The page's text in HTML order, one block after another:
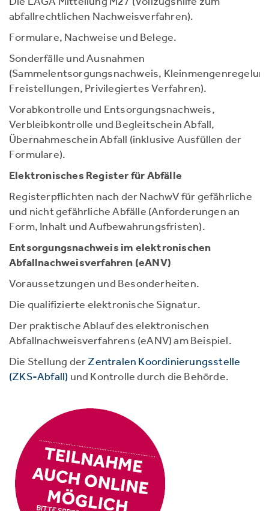
abfallrechtlichen Nachweisverfahren).
Formulare, Nachweise und Belege.
Sonderfälle und Ausnahmen
(Sammelentsorgungsnachweis,
Freistellungen, Privilegiertes Verfahren).
Vorabkontrolle und Entsorgungsnachweis,
Verbleibkontrolle und Begleitschein Abfall,
Übernahmeschein Abfall (inklusive Ausfüllen der
Formulare).
Elektronisches Register für Abfälle
Registerpflichten nach der NachwV für gefährliche
und nicht gefährliche Abfälle (Anforderungen an
Form, Inhalt und Aufbewahrungsfristen).
Entsorgungsnachweis im elektronischen
Abfallnachweisverfahren (eANV)
Voraussetzungen und Besonderheiten.
Die qualifizierte elektronische Signatur.
Der praktische Ablauf des elektronischen
Abfallnachweisverfahrens (eANV) am Beispiel.
Die Stellung derZentralen Koordinierungsstelle
(ZKS-Abfall) und Kontrolle durch die Behörde.